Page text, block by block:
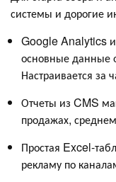
системы и дорогие
Google Analytics
основные данные
Настраивается за
Отчеты из CMS
продажах,
Простая Excel-
рекламу по